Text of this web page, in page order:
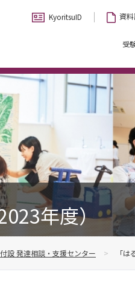
KyoritsuID 資
受
年度）
設 発達相談・支援センター 「